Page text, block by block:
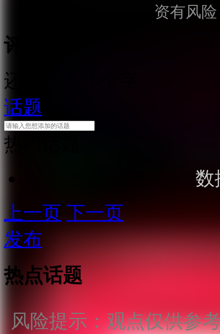
资有风
评论
还需输入10个字
话题
热门话题
数
上一页 下一页
发布
热点话题
风险提示：观点仅供参